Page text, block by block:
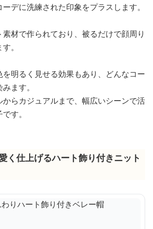
デに洗練された印象をプラスします。
材で作られており、被るだけで顔周り
。
明るく見せる効果もあり、どんなコー
ます。
からカジュアルまで、幅広いシーンで活
す。
く仕上げるハート飾り付きニット